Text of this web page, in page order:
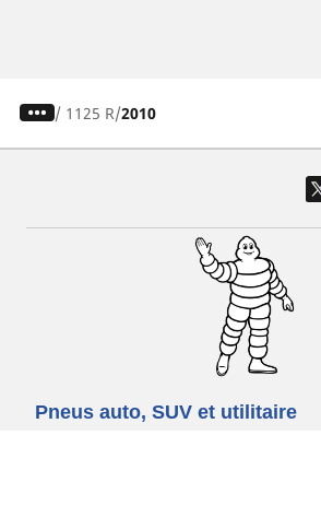
/ 1125 R 2010
Pneus auto, SUV et utilitaire